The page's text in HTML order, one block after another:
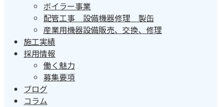
ボイラー事業
配管工事 設備機器修理 製缶
産業用機器設備販売、交換、修理
施工実績
採用情報
働く魅力
募集要項
ブログ
コラム